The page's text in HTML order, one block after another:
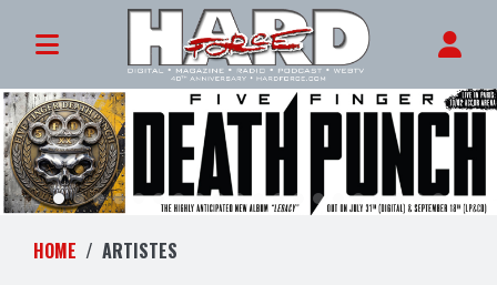
HOME ARTISTES